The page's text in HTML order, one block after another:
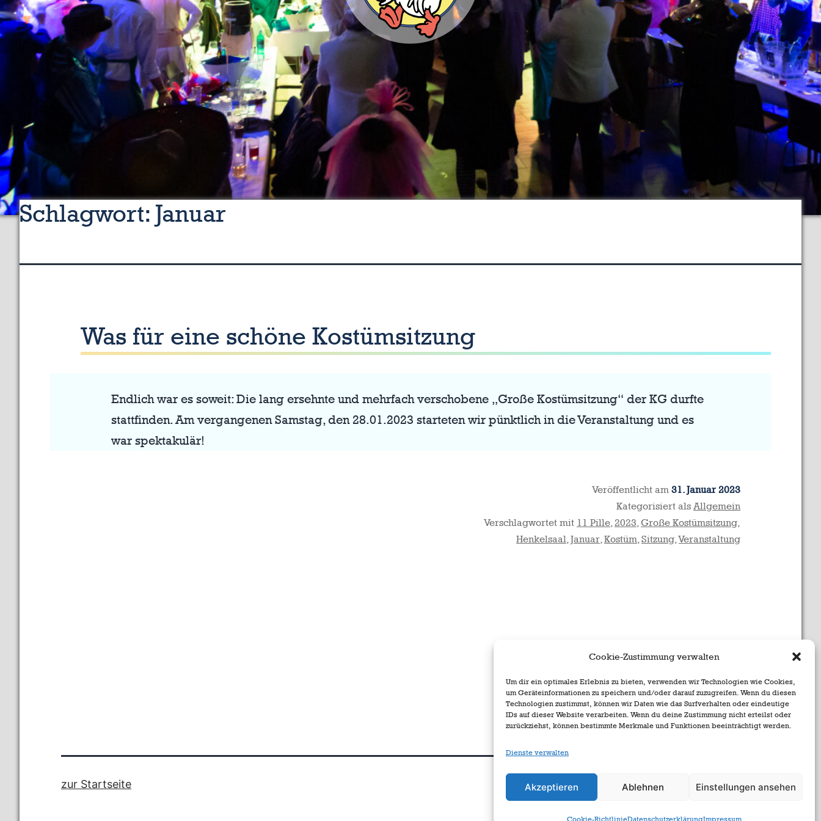
Cookie-Zustimmung verwalten
Um dir ein optimales Erlebnis zu bieten, verwenden wir Technologien wie Cookies,
um Geräteinformationen zu speichern und/oder darauf zuzugreifen. Wenn du diesen
Technologien zustimmst, können wir Daten wie das Surfverhalten oder eindeutige
IDs auf dieser Website verarbeiten. Wenn du deine Zustimmung nicht erteilst oder
zurückziehst, können bestimmte Merkmale und Funktionen beeinträchtigt werden.
Dienste verwalten
Akzeptieren Ablehnen Einstellungen ansehen
Cookie-RichtlinieDatenschutzerklärungImpressum
Schlagwort: Januar
Was für eine schöne Kostümsitzung
Endlich war es soweit: Die lang ersehnte und mehrfach verschobene „Große Kostümsitzung“ der KG durfte
stattfinden. Am vergangenen Samstag, den 28.01.2023 starteten wir pünktlich in die Veranstaltung und es
war spektakulär!
Veröffentlicht am 31. Januar 2023
Kategorisiert als Allgemein
Verschlagwortet mit 11 Pille,2023,Große Kostümsitzung,
Henkelsaal,Januar,Kostüm,Sitzung,Veranstaltung
zur Startseite